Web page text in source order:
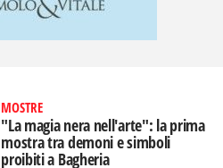
MOSTRE
"La magia nera nell'arte": la prima
mostra tra demoni e simboli
proibiti a Bagheria